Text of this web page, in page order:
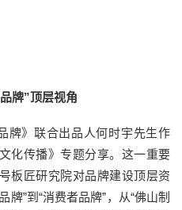
牌”顶层视角
牌》联合出品人何时宇先生作
化传播》专题分享。这一重要
板匠研究院对品牌建设顶层资
”到“消费者品牌”，从“佛山制